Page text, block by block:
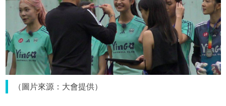
（圖片來源：大會提供）